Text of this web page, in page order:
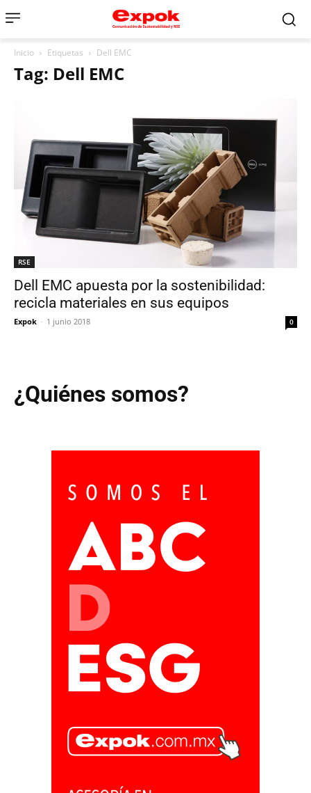
Inicio Etiquetas Dell EMC
Tag: Dell EMC
RSE
Dell EMC apuesta por la sostenibilidad:
recicla materiales en sus equipos
Expok - 1 junio 2018 0
¿Quiénes somos?